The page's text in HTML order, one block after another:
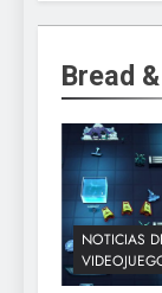
Bread
NOTICIAS
5
6